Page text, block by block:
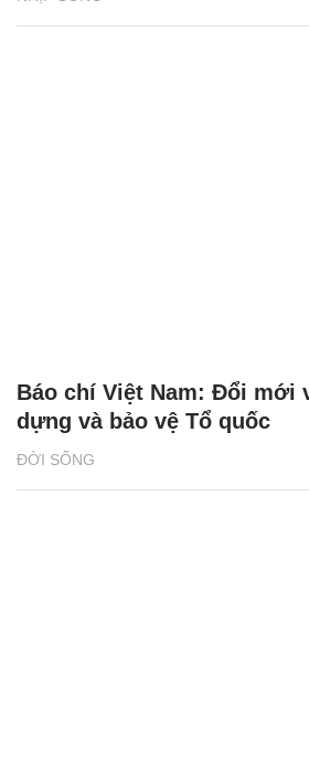
ĐỜI SỐNG
Báo chí Việt Nam: Đổi mới
dựng và bảo vệ Tổ quốc